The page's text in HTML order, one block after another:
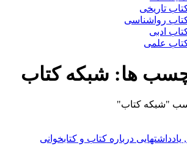
تاریخی
رواشناسی
ادبی
علمی
ها: شبکه کتاب
"شبکه کتاب"
درباره کتاب و کتابخوانی